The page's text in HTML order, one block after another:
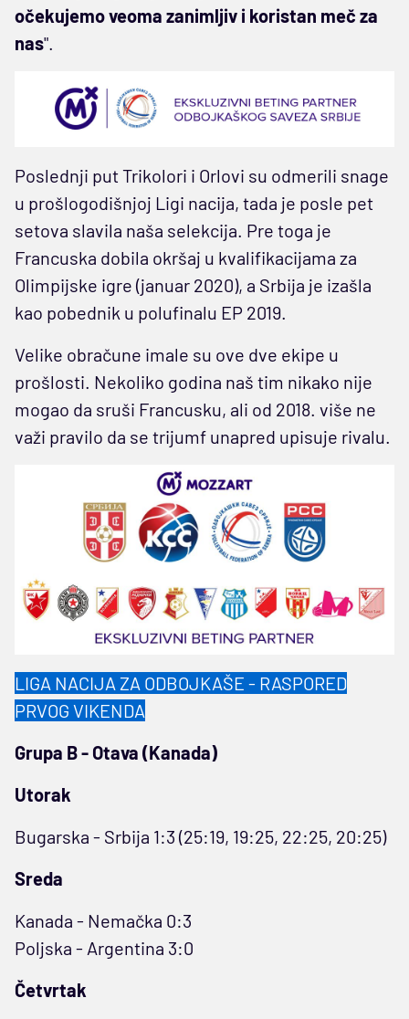
očekujemo veoma zanimljiv i koristan meč za
nas".
Poslednji put Trikolori i Orlovi su odmerili snage
u prošlogodišnjoj Ligi nacija, tada je posle pet
setova slavila naša selekcija. Pre toga je
Francuska dobila okršaj u kvalifikacijama za
Olimpijske igre (januar 2020), a Srbija je izašla
kao pobednik u polufinalu EP 2019.
Velike obračune imale su ove dve ekipe u
prošlosti. Nekoliko godina naš tim nikako nije
mogao da sruši Francusku, ali od 2018. više ne
važi pravilo da se trijumf unapred upisuje rivalu.
LIGA NACIJA ZA ODBOJKAŠE - RASPORED
PRVOG VIKENDA
Grupa B - Otava (Kanada)
Utorak
Bugarska - Srbija 1:3 (25:19, 19:25, 22:25, 20:25)
Sreda
Kanada - Nemačka 0:3
Poljska - Argentina 3:0
Četvrtak